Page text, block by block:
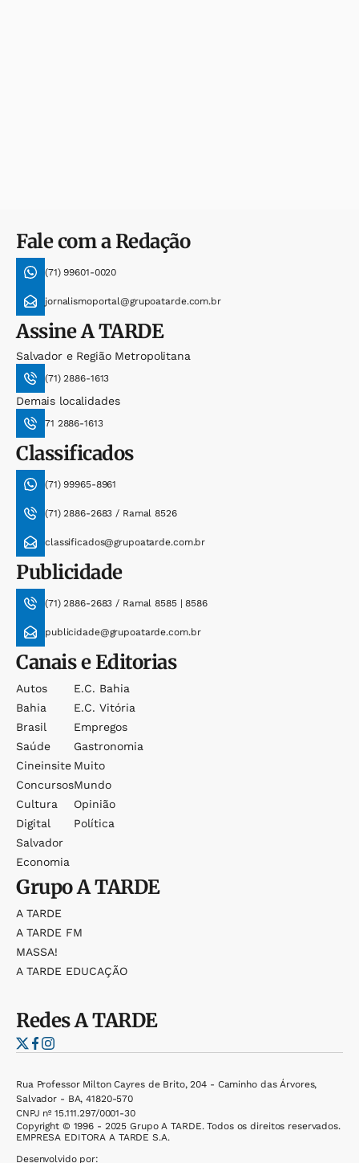
Fale com a Redação
(71) 99601-0020
jornalismoportal@grupoatarde.com.br
AssineA TARDE
Salvador e Região Metropolitana
(71) 2886-1613
Demais localidades
71 2886-1613
Classificados
(71) 99965-8961
(71) 2886-2683 / Ramal 8526
classificados@grupoatarde.com.br
Publicidade
(71) 2886-2683 / Ramal 8585 | 8586
publicidade@grupoatarde.com.br
Canais e Editorias
Autos
Bahia
Brasil
Saúde
Cineinsite
Concursos
Cultura
Digital
Salvador
Economia
E.c. Bahia
E.c. Vitória
Empregos
Gastronomia
Muito
Mundo
Opinião
Política
GrupoA TARDE
A TARDE
A TARDE FM
MASSA!
A TARDE EDUCAÇÃO
RedesA TARDE
Rua Professor Milton Cayres de Brito, 204 - Caminho das Árvores,
Salvador - BA, 41820-570
CNPJ nº 15.111.297/0001-30
Copyright © 1996 - 2025 Grupo A TARDE. Todos os direitos reservados.
EMPRESA EDITORA A TARDE S.A.
Desenvolvido por: